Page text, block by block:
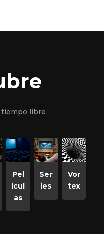
libre
Pel
ícul
as
Ser
ies
Vor
tex